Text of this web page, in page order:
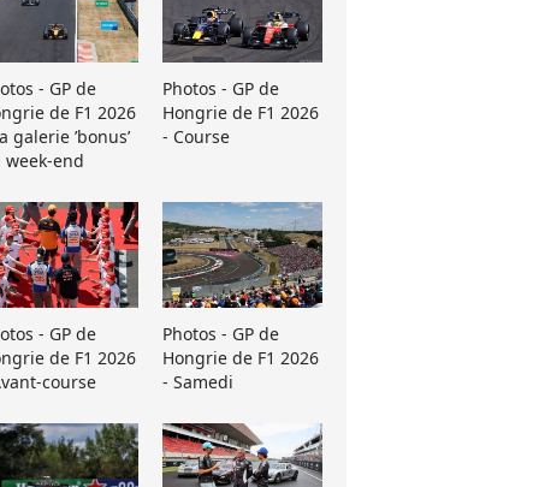
- GP de
de F1 2026
galerie ’bonus’
week-end
Photos - GP de
Hongrie de F1 2026
- Course
- GP de
de F1 2026
course
Photos - GP de
Hongrie de F1 2026
- Samedi